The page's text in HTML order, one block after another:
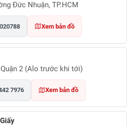
Đức Nhuận, TP.HCM
Xem bản đồ
2 (Alo trước khi tới)
7976 Xem bản đồ